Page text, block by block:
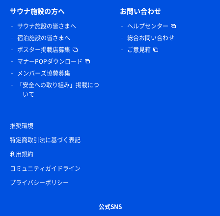
サウナ施設の方へ
サウナ施設の皆さまへ
宿泊施設の皆さまへ
ポスター掲載店募集
マナーPOPダウンロード
メンバーズ協賛募集
「安全への取り組み」掲載につ
いて
お問い合わせ
ヘルプセンター
総合お問い合わせ
ご意見箱
推奨環境
特定商取引法に基づく表記
利用規約
コミュニティガイドライン
プライバシーポリシー
公式SNS